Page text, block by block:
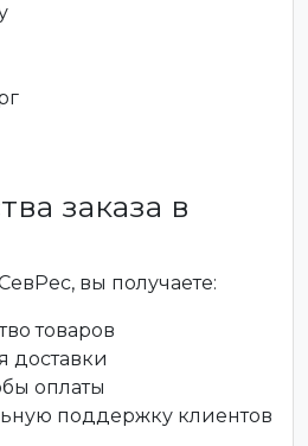
заказа в
вы получаете:
товаров
доставки
оплаты
поддержку клиентов